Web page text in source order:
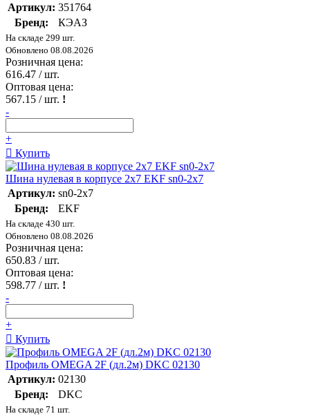
Артикул: 351764
Бренд:
КЭАЗ
На складе 299 шт.
Обновлено 08.08.2026
Розничная цена:
616.47 / шт.
Оптовая цена:
567.15 / шт. !
-
+
Купить
Шина нулевая в корпусе 2х7 EKF sn0-2x7
Артикул: sn0-2x7
Бренд:
EKF
На складе 430 шт.
Обновлено 08.08.2026
Розничная цена:
650.83 / шт.
Оптовая цена:
598.77 / шт. !
-
+
Купить
Профиль OMEGA 2F (дл.2м) DKC 02130
Артикул: 02130
Бренд:
DKC
На складе 71 шт.